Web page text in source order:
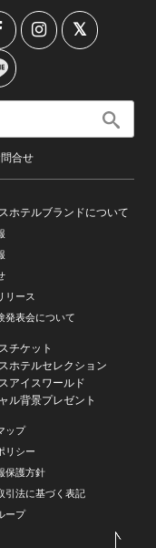
合せ
ホテルブランドについて
リース
発表会について
チケット
ホテルセレクション
アイスワールド
ル背景プレゼント
ップ
リシー
保護方針
引法に基づく表記
ープ